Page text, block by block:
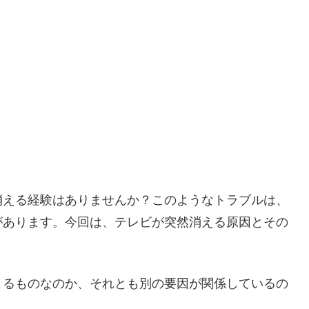
る経験はありませんか？このようなトラブルは、
ります。今回は、テレビが突然消える原因とその
ものなのか、それとも別の要因が関係しているの